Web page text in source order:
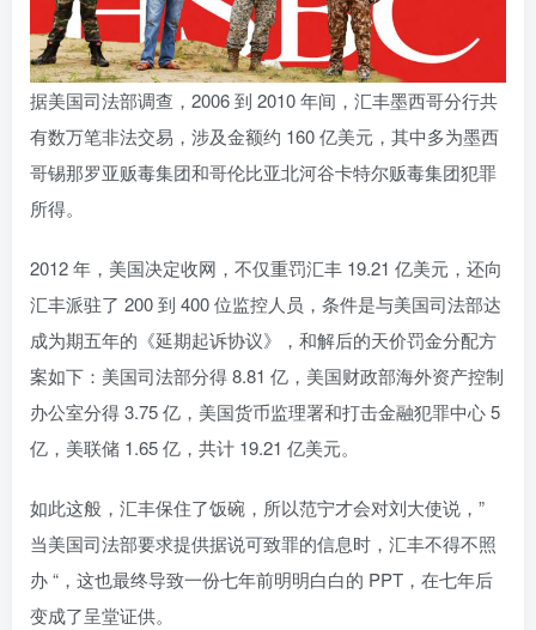
据美国司法部调查，2006 到 2010 年间，汇丰墨西哥分行共
有数万笔非法交易，涉及金额约 160 亿美元，其中多为墨西
哥锡那罗亚贩毒集团和哥伦比亚北河谷卡特尔贩毒集团犯罪
所得。
2012 年，美国决定收网，不仅重罚汇丰 19.21 亿美元，还向
汇丰派驻了 200 到 400 位监控人员，条件是与美国司法部达
成为期五年的《延期起诉协议》，和解后的天价罚金分配方
案如下：美国司法部分得 8.81 亿，美国财政部海外资产控制
办公室分得 3.75 亿，美国货币监理署和打击金融犯罪中心 5
亿，美联储 1.65 亿，共计 19.21 亿美元。
如此这般，汇丰保住了饭碗，所以范宁才会对刘大使说，”
当美国司法部要求提供据说可致罪的信息时，汇丰不得不照
办 “，这也最终导致一份七年前明明白白的 PPT，在七年后
变成了呈堂证供。